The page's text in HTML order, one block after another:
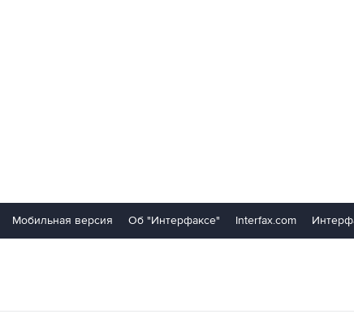
Мобильная версия Об "Интерфаксе" Interfax.com